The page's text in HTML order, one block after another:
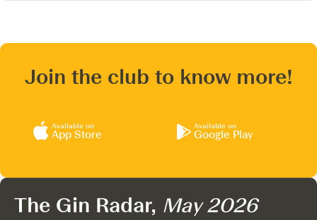
Join the club to know more!
Available on
App Store
Available on
Google Play
The Gin Radar, May 2026